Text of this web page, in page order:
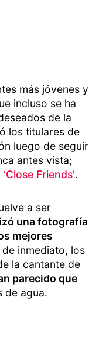
más jóvenes y
incluso se ha
de la
los titulares de
luego de seguir
antes vista;
Friends’.
a ser
una fotografía
mejores
de inmediato, los
la cantante de
parecido que
de agua.